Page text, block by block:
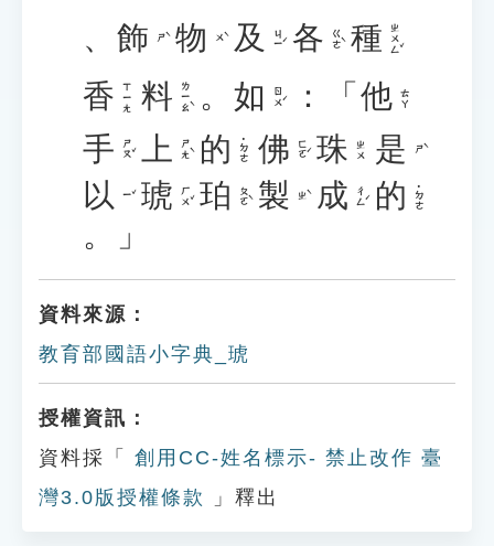
、 飾 ㄕˋ 物 ㄨˋ 及 ㄐㄧˊ 各 ㄍㄜˋ 種 ㄓㄨㄥˇ
香 ㄒㄧㄤ 料 ㄌㄧㄠˋ 。 如 ㄖㄨˊ ：「 他 ㄊㄚ
手 ㄕㄡˇ 上 ㄕㄤˋ 的 ˙ㄉㄜ 佛 ㄈㄛˊ 珠 ㄓㄨ 是 ㄕˋ
以 ㄧˇ 琥 ㄏㄨˇ 珀 ㄆㄛˋ 製 ㄓˋ 成 ㄔㄥˊ 的 ˙ㄉㄜ
。」
資料來源：
教育部國語小字典_琥
授權資訊：
資料採「
創用CC-姓名標示- 禁止改作 臺
灣3.0版授權條款
」釋出